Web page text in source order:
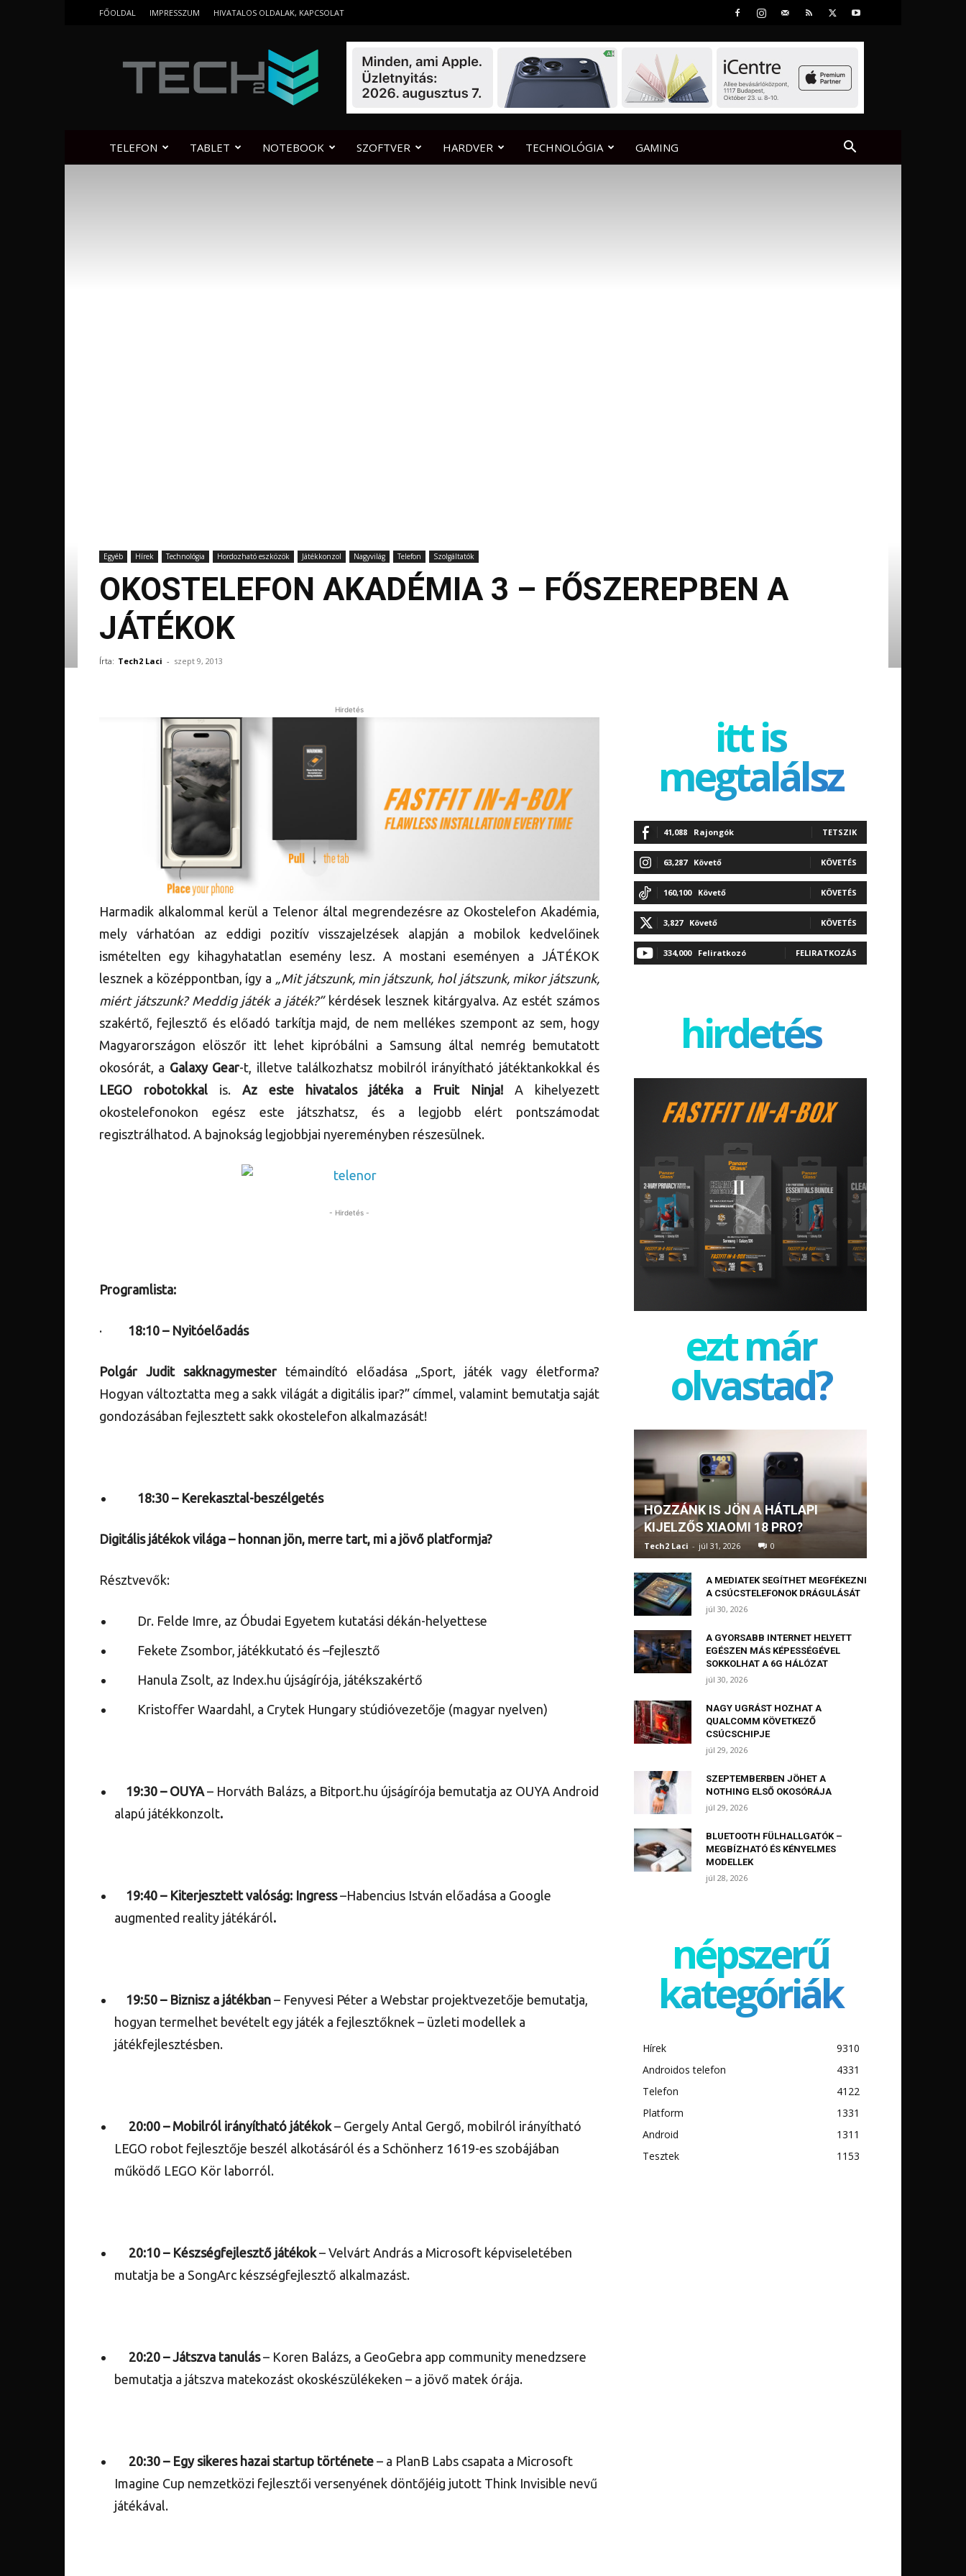
FŐOLDAL IMPRESSZUM HIVATALOS OLDALAK, KAPCSOLAT
TELEFON TABLET NOTEBOOK SZOFTVER HARDVER TECHNOLÓGIA GAMING
Egyéb Hírek Technológia Hordozható eszközök Játékkonzol Nagyvilág Telefon Szolgáltatók
OKOSTELEFON AKADÉMIA 3 – FŐSZEREPBEN A
JÁTÉKOK
Írta: Tech2 Laci - szept 9, 2013
Hirdetés
Harmadik alkalommal kerül a Telenor által megrendezésre az Okostelefon Akadémia,
mely várhatóan az eddigi pozitív visszajelzések alapján a mobilok kedvelőinek
ismételten egy kihagyhatatlan esemény lesz. A mostani eseményen a JÁTÉKOK
lesznek a középpontban, így a „Mit játszunk, min játszunk, hol játszunk, mikor játszunk,
miért játszunk? Meddig játék a játék?”kérdések lesznek kitárgyalva. Az estét számos
szakértő, fejlesztő és előadó tarkítja majd, de nem mellékes szempont az sem, hogy
Magyarországon elöszőr itt lehet kipróbálni a Samsung által nemrég bemutatott
okosórát, a Galaxy Gear-t, illetve találkozhatsz mobilról irányítható játéktankokkal és
LEGO robotokkal is. Az este hivatalos játéka a Fruit Ninja! A kihelyezett
okostelefonokon egész este játszhatsz, és a legjobb elért pontszámodat
regisztrálhatod. A bajnokság legjobbjai nyereményben részesülnek.
- Hirdetés -
Programlista:
· 18:10 – Nyitóelőadás
Polgár Judit sakknagymestertémaindító előadása „Sport, játék vagy életforma?
Hogyan változtatta meg a sakk világát a digitális ipar?” címmel, valamint bemutatja saját
gondozásában fejlesztett sakk okostelefon alkalmazását!
18:30 – Kerekasztal-beszélgetés
Digitális játékok világa – honnan jön, merre tart, mi a jövő platformja?
Résztvevők:
Dr. Felde Imre, az Óbudai Egyetem kutatási dékán-helyettese
Fekete Zsombor, játékkutató és –fejlesztő
Hanula Zsolt, az Index.hu újságírója, játékszakértő
Kristoffer Waardahl, a Crytek Hungary stúdióvezetője (magyar nyelven)
19:30 – OUYA– Horváth Balázs, a Bitport.hu újságírója bemutatja az OUYA Android
alapú játékkonzolt.
19:40 – Kiterjesztett valóság: Ingress–Habencius István előadása a Google
augmented reality játékáról.
19:50 – Biznisz a játékban – Fenyvesi Péter a Webstar projektvezetője bemutatja,
hogyan termelhet bevételt egy játék a fejlesztőknek – üzleti modellek a
játékfejlesztésben.
20:00 – Mobilról irányítható játékok– Gergely Antal Gergő, mobilról irányítható
LEGO robot fejlesztője beszél alkotásáról és a Schönherz 1619-es szobájában
működő LEGO Kör laborról.
20:10 – Készségfejlesztő játékok– Velvárt András a Microsoft képviseletében
mutatja be a SongArc készségfejlesztő alkalmazást.
20:20 – Játszva tanulás– Koren Balázs, a GeoGebra app community menedzsere
bemutatja a játszva matekozást okoskészülékeken – a jövő matek órája.
20:30 – Egy sikeres hazai startup története – a PlanB Labs csapata a Microsoft
Imagine Cup nemzetközi fejlesztői versenyének döntőjéig jutott Think Invisible nevű
játékával.
itt is
megtalálsz
41,088 Rajongók TETSZIK
63,287 Követő KÖVETÉS
160,100 Követő KÖVETÉS
3,827 Követő KÖVETÉS
334,000 Feliratkozó FELIRATKOZÁS
hirdetés
ezt már
olvastad?
HOZZÁNK IS JÖN A HÁTLAPI
KIJELZŐS XIAOMI 18 PRO?
Tech2 Laci - júl 31, 2026 0
A MEDIATEK SEGÍTHET MEGFÉKEZNI
A CSÚCSTELEFONOK DRÁGULÁSÁT
júl 30, 2026
A GYORSABB INTERNET HELYETT
EGÉSZEN MÁS KÉPESSÉGÉVEL
SOKKOLHAT A 6G HÁLÓZAT
júl 30, 2026
NAGY UGRÁST HOZHAT A
QUALCOMM KÖVETKEZŐ
CSÚCSCHIPJE
júl 29, 2026
SZEPTEMBERBEN JÖHET A
NOTHING ELSŐ OKOSÓRÁJA
júl 29, 2026
BLUETOOTH FÜLHALLGATÓK –
MEGBÍZHATÓ ÉS KÉNYELMES
MODELLEK
júl 28, 2026
népszerű
kategóriák
Hírek
9310
Androidos telefon
4331
Telefon
4122
Platform
1331
Android
1311
Tesztek
1153